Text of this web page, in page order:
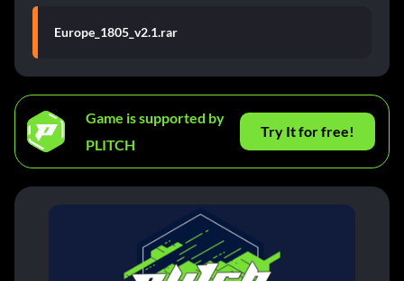
Europe_1805_v2.1.rar
Game is supported by
PLITCH
Try It for free!